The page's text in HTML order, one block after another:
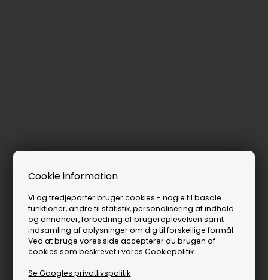
Cookie information
Vi og tredjeparter bruger cookies - nogle til basale
funktioner, andre til statistik, personalisering af indhold
og annoncer, forbedring af brugeroplevelsen samt
indsamling af oplysninger om dig til forskellige formål.
Ved at bruge vores side accepterer du brugen af
cookies som beskrevet i voresCookiepolitik.
Se Googles privatlivspolitik